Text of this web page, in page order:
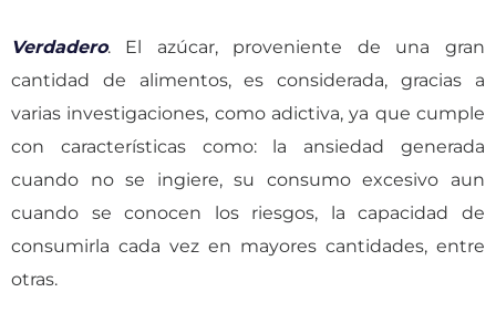
Verdadero. El azúcar, proveniente de una gran
cantidad de alimentos, es considerada, gracias a
varias investigaciones, como adictiva, ya que cumple
con características como: la ansiedad generada
cuando no se ingiere, su consumo excesivo aun
cuando se conocen los riesgos, la capacidad de
consumirla cada vez en mayores cantidades, entre
otras.